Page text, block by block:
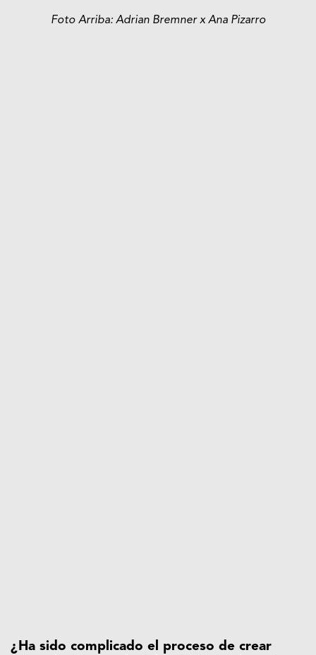
Foto Arriba: Adrian Bremner x Ana Pizarro
¿Ha sido complicado el proceso de crear